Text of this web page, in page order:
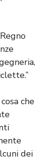
che
dei